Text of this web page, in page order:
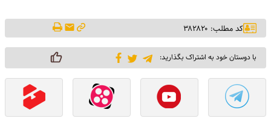
کد مطلب: ۳۸۲۸۲۰
با دوستان خود به اشتراک بگذارید: